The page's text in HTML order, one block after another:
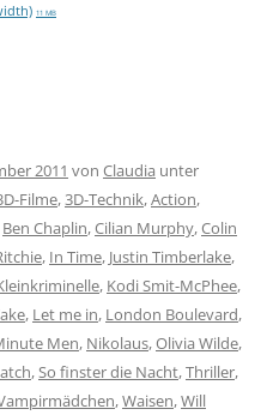
11 MB
2011 von Claudia unter
Filme,3D-Technik,Action,
Ben Chaplin,Cilian Murphy,Colin
, In Time, Justin Timberlake,
, Kodi Smit-McPhee,
, Let me in, London Boulevard,
Men, Nikolaus,Olivia Wilde,
,So finster die Nacht,Thriller,
,Waisen,Will